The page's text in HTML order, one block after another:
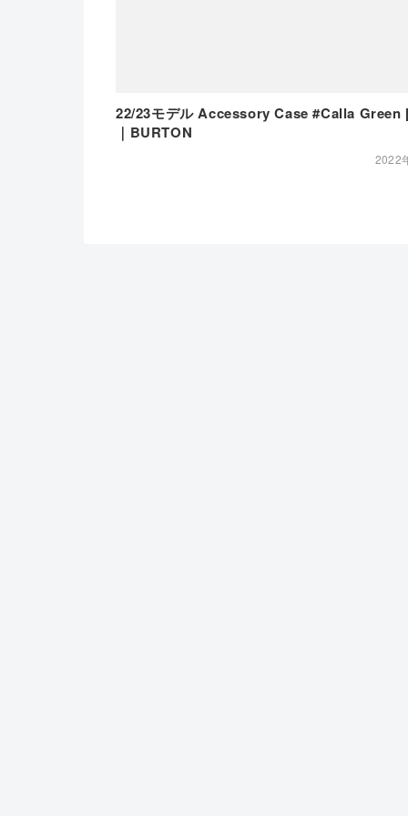
22/23モデル Accessory Case #Calla Green
｜BURTON
2022